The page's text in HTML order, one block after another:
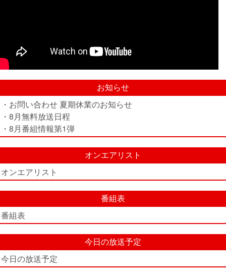
お知らせ
・お問い合わせ 夏期休業のお知らせ
・8月無料放送日程
・8月番組情報第1弾
オンエアリスト
オンエアリスト
番組表
番組表
今日の放送予定
今日の放送予定